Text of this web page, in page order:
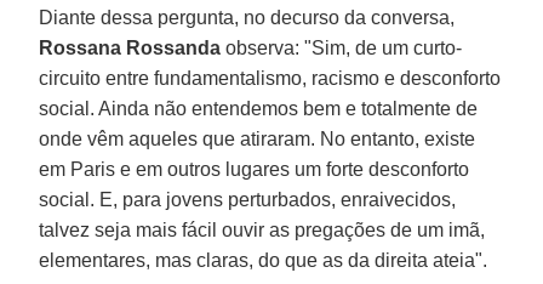
Diante dessa pergunta, no decurso da conversa,
Rossana Rossanda observa: "Sim, de um curto-
circuito entre fundamentalismo, racismo e desconforto
social. Ainda não entendemos bem e totalmente de
onde vêm aqueles que atiraram. No entanto, existe
em Paris e em outros lugares um forte desconforto
social. E, para jovens perturbados, enraivecidos,
talvez seja mais fácil ouvir as pregações de um imã,
elementares, mas claras, do que as da direita ateia".